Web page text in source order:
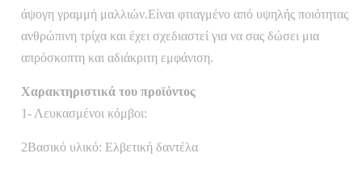
άψογη γραμμή μαλλιών.Είναι φτιαγμένο από υψηλής ποιότητας
ανθρώπινη τρίχα και έχει σχεδιαστεί για να σας δώσει μια
απρόσκοπτη και αδιάκριτη εμφάνιση.
Χαρακτηριστικά του προϊόντος
1- Λευκασμένοι κόμβοι:
2Βασικό υλικό: Ελβετική δαντέλα